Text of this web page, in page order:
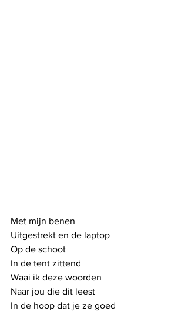
Met mijn benen
Uitgestrekt en de laptop
Op de schoot
In de tent zittend
Waai ik deze woorden
Naar jou die dit leest
In de hoop dat je ze goed